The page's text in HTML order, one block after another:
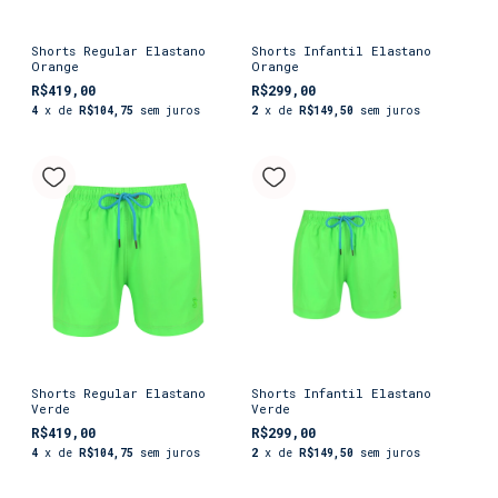
Shorts Regular Elastano
Orange
R$419,00
4 x de R$104,75 sem juros
Shorts Infantil Elastano
Orange
R$299,00
2 x de R$149,50 sem juros
Shorts Regular Elastano
Verde
R$419,00
4 x de R$104,75 sem juros
Shorts Infantil Elastano
Verde
R$299,00
2 x de R$149,50 sem juros